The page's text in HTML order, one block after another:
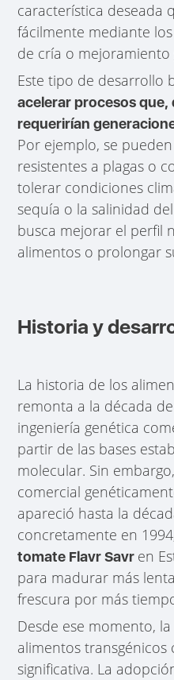
característica deseada
fácilmente mediante
de cría o mejoramiento
Este tipo de desarrollo
acelerar procesos que,
requerirían
Por ejemplo, se
resistentes a plagas o
tolerar condiciones
sequía o la salinidad
busca mejorar el perfil
alimentos o prolongar
Historia y
La historia de los
remonta a la década
ingeniería genética
partir de las bases
molecular. Sin
comercial
apareció hasta la
concretamente en
tomate Flavr Savr en
para madurar más
frescura por más
Desde ese momento,
alimentos transgénicos
significativa. La